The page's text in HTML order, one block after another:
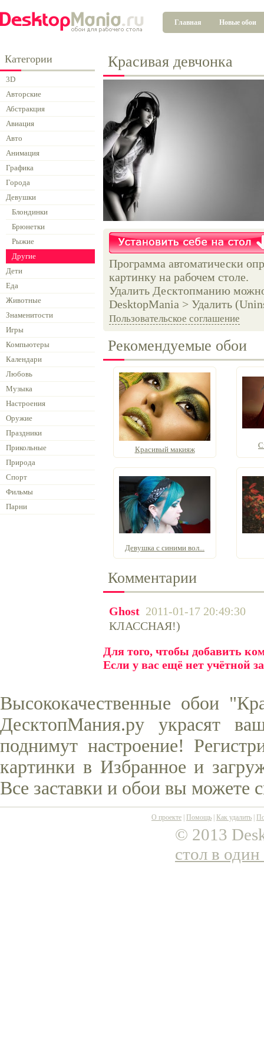
Главная Новые обои
Категории
3D
Авторские
Абстракция
Авиация
Авто
Анимация
Графика
Города
Девушки
Блондинки
Брюнетки
Рыжие
Другие
Дети
Еда
Животные
Знаменитости
Игры
Компьютеры
Календари
Любовь
Музыка
Настроения
Оружие
Праздники
Прикольные
Природа
Спорт
Фильмы
Парни
Красивая девчонка
Программа автоматически
картинку на рабочем столе.
Удалить Десктопманию
DesktopMania > Удалить
Пользовательское соглашение
Рекомендуемые обои
Красивый макияж
Девушка с синими вол...
Комментарии
Ghost 2011-01-17 20:49:30
КЛАССНАЯ!)
Для того, чтобы добавить
Если у вас ещё нет учётной
Высококачественные обои
ДесктопМания.ру украсят
поднимут настроение!
картинки в Избранное и
Все заставки и обои вы можете
О проекте Помощь Как удалить
© 2013
стол в